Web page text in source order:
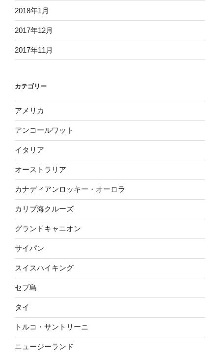
2018年1月
2017年12月
2017年11月
カテゴリー
アメリカ
アンコールワット
イタリア
オーストラリア
カナディアンロッキー・オーロラ
カリブ海クルーズ
グランドキャニオン
サイパン
スイスハイキング
セブ島
タイ
トルコ・サントリーニ
ニュージーランド